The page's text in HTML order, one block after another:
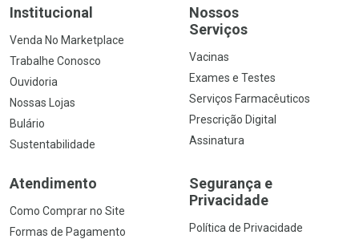
Institucional
Venda No Marketplace
Trabalhe Conosco
Ouvidoria
Nossas Lojas
Bulário
Sustentabilidade
Nossos
Serviços
Vacinas
Exames e Testes
Serviços Farmacêuticos
Prescrição Digital
Assinatura
Atendimento
Como Comprar no Site
Formas de Pagamento
Segurança e
Privacidade
Política de Privacidade